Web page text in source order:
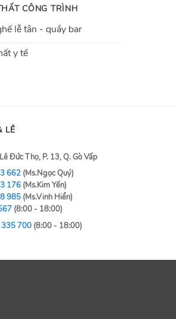
CÔNG TRÌNH
lễ tân - quầy bar
y tế
LẺ
Đức Thọ, P. 13, Q. Gò Vấp
662 (Ms.Ngọc Quý)
176 (Ms.Kim Yến)
985 (Ms.Vinh Hiển)
(8:00 - 18:00)
700 (8:00 - 18:00)